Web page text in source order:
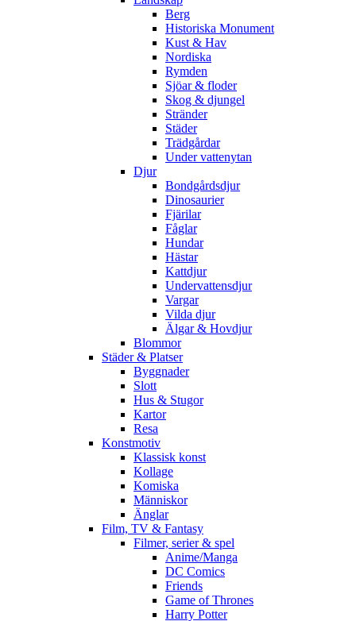
Berg
Historiska Monument
Kust & Hav
Nordiska
Rymden
Sjöar & floder
Skog & djungel
Stränder
Städer
Trädgårdar
Under vattenytan
Djur
Bondgårdsdjur
Dinosaurier
Fjärilar
Fåglar
Hundar
Hästar
Kattdjur
Undervattensdjur
Vargar
Vilda djur
Älgar & Hovdjur
Blommor
Städer & Platser
Byggnader
Slott
Hus & Stugor
Kartor
Resa
Konstmotiv
Klassisk konst
Kollage
Komiska
Människor
Änglar
Film, TV & Fantasy
Filmer, serier & spel
Anime/Manga
DC Comics
Friends
Game of Thrones
Harry Potter